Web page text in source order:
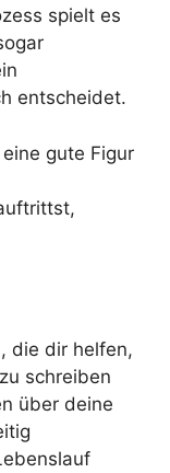
spielt es
entscheidet.
gute Figur
die dir helfen,
schreiben
über deine